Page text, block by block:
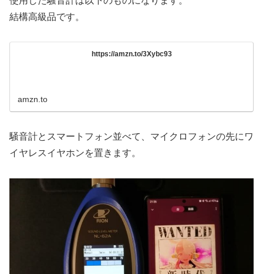
結構高級品です。
https://amzn.to/3Xybc93
amzn.to
騒音計とスマートフォン並べて、マイクロフォンの先にワ
イヤレスイヤホンを置きます。